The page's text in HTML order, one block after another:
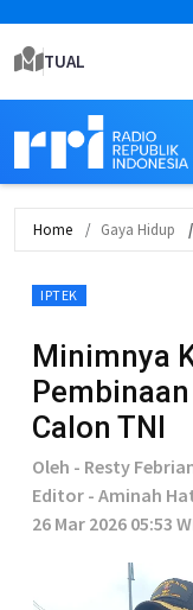
TUAL
Home Gaya Hidup
IPTEK
Minimnya
Calon TNI
Oleh - Resty
Editor - Aminah
26 Mar 2026 05:53